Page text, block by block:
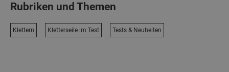
Rubriken und Themen
Klettern Kletterseile im Test Tests & Neuheiten